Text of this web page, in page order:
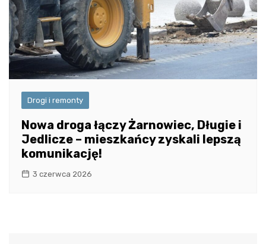
Drogi i remonty
Nowa droga łączy Żarnowiec, Długie i
Jedlicze – mieszkańcy zyskali lepszą
komunikację!
3 czerwca 2026